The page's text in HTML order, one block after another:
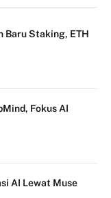
Baru Staking, ETH
Fokus AI
AI Lewat Muse